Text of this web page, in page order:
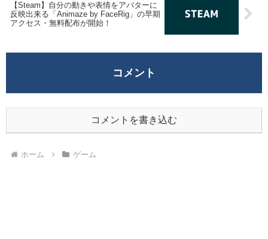
【Steam】自分の動きや表情をアバターに
反映出来る「Animaze by FaceRig」の早期
アクセス・無料配布が開始！
コメント
コメントを書き込む
ホーム ゲーム